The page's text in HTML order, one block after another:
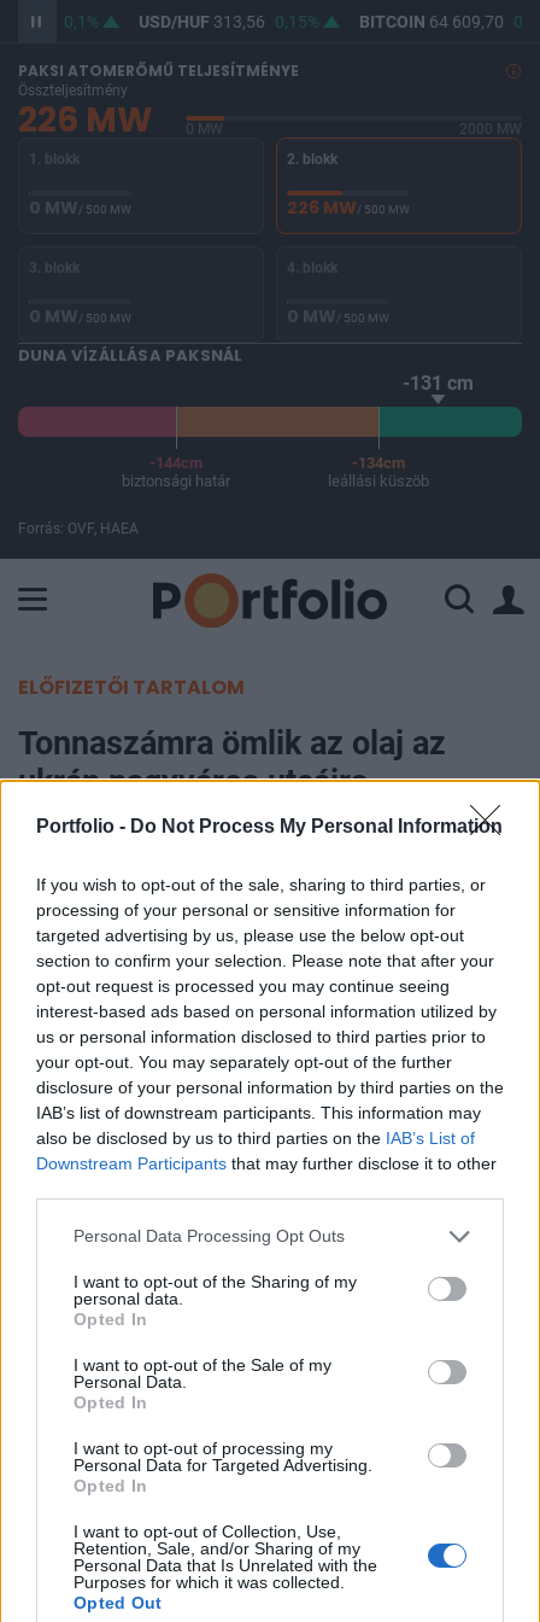
Portfolio - Do Not Process My Personal Information
If you wish to opt-out of the sale, sharing to third parties, or
processing of your personal or sensitive information for
targeted advertising by us, please use the below opt-out
section to confirm your selection. Please note that after your
opt-out request is processed you may continue seeing
interest-based ads based on personal information utilized by
us or personal information disclosed to third parties prior to
your opt-out. You may separately opt-out of the further
disclosure of your personal information by third parties on the
IAB’s list of downstream participants. This information may
also be disclosed by us to third parties on the IAB’s List of
Downstream Participants that may further disclose it to other
Personal Data Processing Opt Outs
I want to opt-out of the Sharing of my
personal data.
Opted In
I want to opt-out of the Sale of my
Personal Data.
Opted In
I want to opt-out of processing my
Personal Data for Targeted Advertising.
Opted In
I want to opt-out of Collection, Use,
Retention, Sale, and/or Sharing of my
Personal Data that Is Unrelated with the
Purposes for which it was collected.
Opted Out
0,1% USD/HUF313,56 0,15% BITCOIN64 609,70
PAKSI ATOMERŐMŰ TELJESÍTMÉNYE
Összteljesítmény
226 MW 0 MW
2000 MW
1. blokk
0 MW/ 500 MW
2. blokk
226 MW/ 500 MW
3. blokk
0 MW/ 500 MW
4. blokk
0 MW/ 500 MW
DUNA VÍZÁLLÁSA PAKSNÁL
-131 cm
-144cm
biztonsági határ
-134cm
leállási küszöb
Forrás: OVF, HAEA
ELŐFIZETŐI TARTALOM
Tonnaszámra ömlik az olaj az
ukrán nagyváros utcáira -
Amerikai cég gyárát találták el az
Portfolio
2026. január 05. 16:32
Orosz drónok csaptak le január 5-én Dnyipróra, a
Dnyipropetrovszki területen, a támadásban pedig
egy amerikai tulajdonú vállalat létesítménye is
megsérült számolt be a Kyiv Independent.
Agrárszektor Konferencia 2026Valamennyi „forró”
Ön is az év kihagyhatatlan agrárszakmai
csúcsrendezvényére!Információ és jelentkezésAz érintett
üzem a Missouri állambeli Saint Louisi székhellyel
rendelkező Bunge agrárvállalathoz tartozik. Filatov nem
részletezte...
KEDVES OLVASÓNK!
A keresett cikk a portfolio.hu hírarchívumához
regisztrációhoz kötött.
Az előfizetés a következőket tartalmazza:
Portfolio.hu teljes cikkarchívum